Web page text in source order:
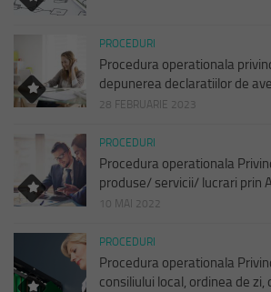
PROCEDURI
Procedura operationala
depunerea declaratiilor de
28 FEBRUARIE 2023
PROCEDURI
Procedura operationala
produse/ servicii/ lucrari prin
10 MAI 2022
PROCEDURI
Procedura operationala
consiliului local, ordinea de zi,